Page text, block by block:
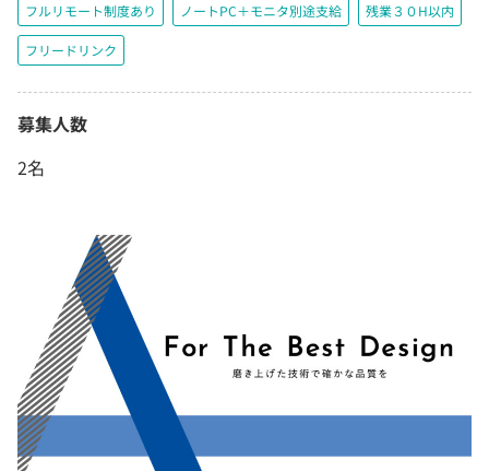
フルリモート制度あり ノートPC＋モニタ別途支給 残業３０H以内
フリードリンク
募集人数
2名